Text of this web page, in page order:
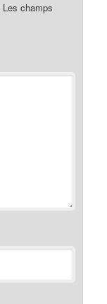
Les champs